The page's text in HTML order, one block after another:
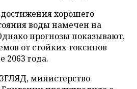
хорошего
воды намечен на
прогнозы показывают,
от стойких токсинов
2063 года.
министерство